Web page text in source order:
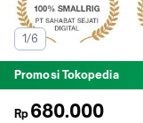
1/6
Promosi Tokopedia
Rp 680.000